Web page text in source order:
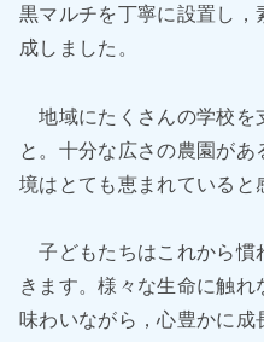
黒マルチを丁寧に設置し
成しました。
地域にたくさんの学校を
と。十分な広さの農園が
境はとても恵まれていると
子どもたちはこれから慣
きます。様々な生命に触
味わいながら，心豊かに成